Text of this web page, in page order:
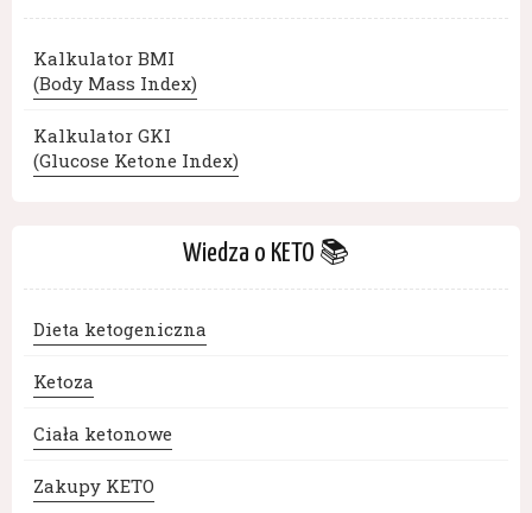
Kalkulator BMI
(Body Mass Index)
Kalkulator GKI
(Glucose Ketone Index)
Wiedza o KETO 📚
Dieta ketogeniczna
Ketoza
Ciała ketonowe
Zakupy KETO